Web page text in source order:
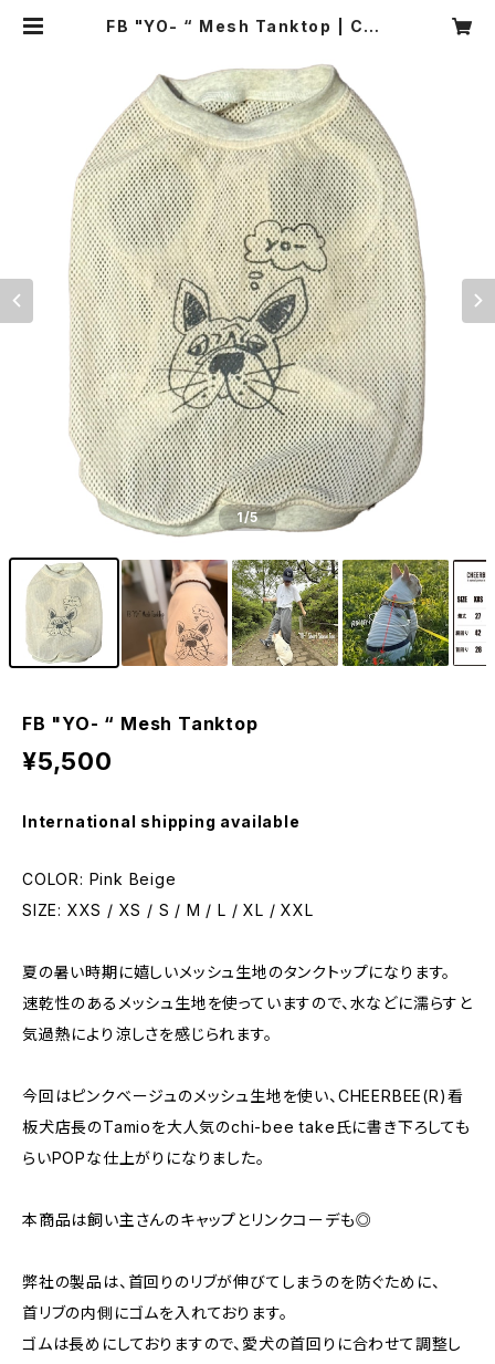
FB "YO- “ Mesh Tanktop | CHE
1/5
FB "YO- “ Mesh Tanktop
¥5,500
International shipping available
COLOR: Pink Beige
SIZE: XXS / XS / S / M / L / XL / XXL
夏の暑い時期に嬉しいメッシュ生地のタンクトップになります。
速乾性のあるメッシュ生地を使っていますので、水などに濡らすと
気過熱により涼しさを感じられます。
今回はピンクベージュのメッシュ生地を使い、CHEERBEE(R)看
板犬店長のTamioを大人気のchi-bee take氏に書き下ろしても
らいPOPな仕上がりになりました。
本商品は飼い主さんのキャップとリンクコーデも◎
弊社の製品は、首回りのリブが伸びてしまうのを防ぐために、
首リブの内側にゴムを入れております。
ゴムは長めにしておりますので、愛犬の首回りに合わせて調整し